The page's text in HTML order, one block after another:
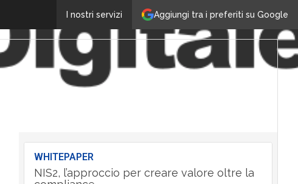
Aggiungi tra i preferiti su Google
I nostri servizi
WHITEPAPER
NIS2, l’approccio per creare valore oltre la